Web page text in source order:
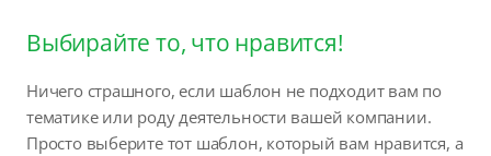
Выбирайте то, что нравится!
Ничего страшного, если шаблон не подходит вам по
тематике или роду деятельности вашей компании.
Просто выберите тот шаблон, который вам нравится, а